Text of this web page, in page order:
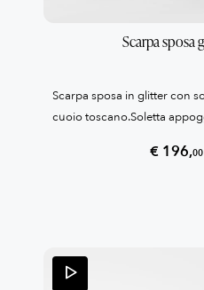
Scarpa sposa
Scarpa sposa in glitter con
cuoio toscano.Soletta
caviglia.La fibbia è in€ 196,00